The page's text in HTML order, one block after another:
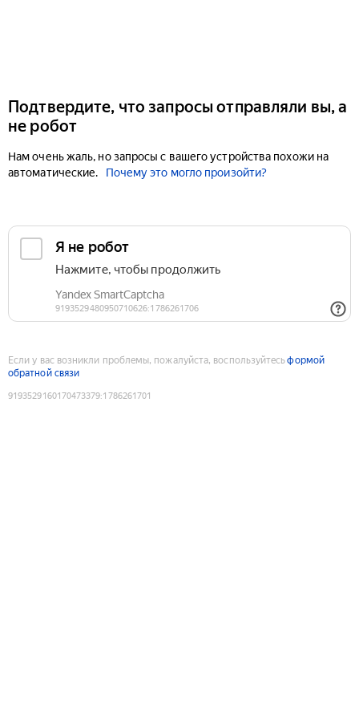
Подтвердите, что запросы отправляли вы, а
не робот
Нам очень жаль, но запросы с вашего устройства похожи на
автоматические.
Почему это могло произойти?
Если у вас возникли проблемы, пожалуйста, воспользуйтесьформой
обратной связи
9193529160170473379:1786261701